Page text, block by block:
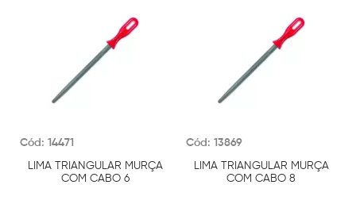
Cód: 14471
LIMA TRIANGULAR MURÇA
COM CABO 6
Cód: 13869
LIMA TRIANGULAR MURÇA
COM CABO 8